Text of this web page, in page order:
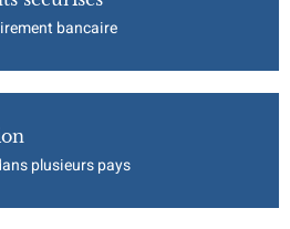
bancaire
plusieurs pays